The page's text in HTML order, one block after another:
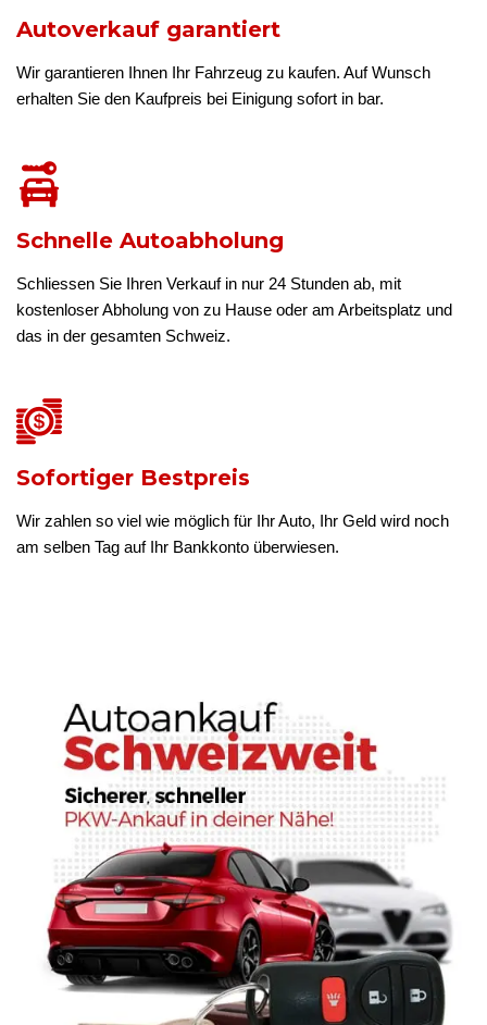
Autoverkauf garantiert
Wir garantieren Ihnen Ihr Fahrzeug zu kaufen. Auf Wunsch
erhalten Sie den Kaufpreis bei Einigung sofort in bar.
Schnelle Autoabholung
Schliessen Sie Ihren Verkauf in nur 24 Stunden ab, mit
kostenloser Abholung von zu Hause oder am Arbeitsplatz und
das in der gesamten Schweiz.
Sofortiger Bestpreis
Wir zahlen so viel wie möglich für Ihr Auto, Ihr Geld wird noch
am selben Tag auf Ihr Bankkonto überwiesen.